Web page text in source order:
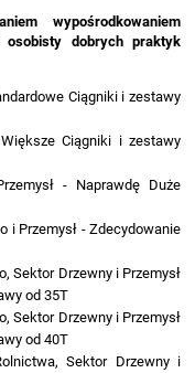
wypośrodkowaniem
dobrych praktyk
Ciągniki i zestawy
Ciągniki i zestawy
- Naprawdę Duże
i Przemysł - Zdecydowanie
Sektor Drzewny i Przemysł
od 35T
Sektor Drzewny i Przemysł
od 40T
Sektor Drzewny i